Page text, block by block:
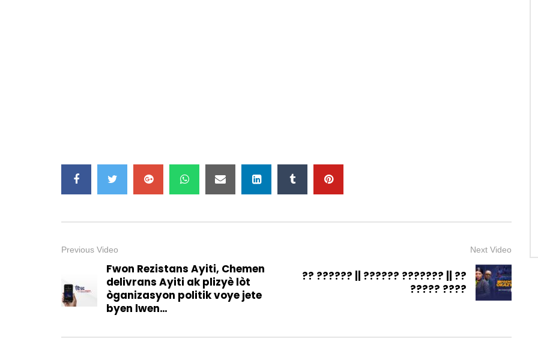
Previous Video
Fwon Rezistans Ayiti, Chemen
delivrans Ayiti ak plizyè lòt
òganizasyon politik voye jete
byen lwen…
Next Video
?? ?????? || ?????? ??????? || ??
????? ????